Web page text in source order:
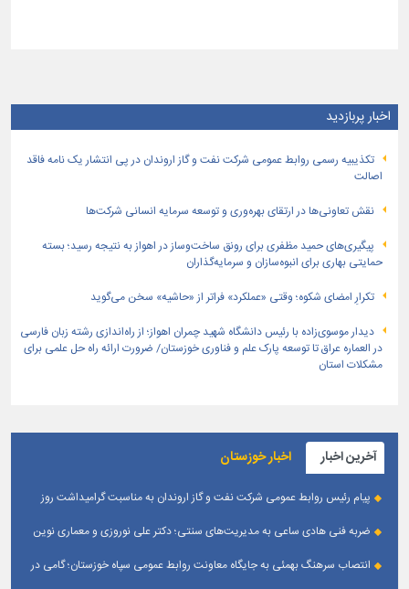
اخبار پربازدید
تكذیبیه رسمی روابط عمومی شركت نفت و گاز اروندان در پی انتشار یک نامه فاقد
اصالت
نقش تعاونی‌ها در ارتقای بهره‌وری و توسعه سرمایه انسانی شرکت‌ها
پیگیری‌های حمید مظفری برای رونق ساخت‌وساز در اهواز به نتیجه رسید؛ بسته
حمایتی بهاری برای انبوه‌سازان و سرمایه‌گذاران
تکرارِ امضای شکوه؛ وقتی «عملکرد» فراتر از «حاشیه» سخن می‌گوید
دیدار موسوی‌زاده با رئیس دانشگاه شهید چمران اهواز؛ از راه‌اندازی رشته زبان فارسی
در العماره عراق تا توسعه پارک علم و فناوری خوزستان/ ضرورت ارائه راه حل علمی برای
مشکلات استان
آخرین اخبار اخبار خوزستان
پیام رئیس روابط عمومی شركت نفت و گاز اروندان به مناسبت گرامیداشت روز
ضربه فنی هادی ساعی به مدیریت‌های سنتی؛ دکتر علی نوروزی و معماری نوین
انتصاب سرهنگ بهمئی به جایگاه معاونت روابط عمومی سپاه خوزستان؛ گامی در